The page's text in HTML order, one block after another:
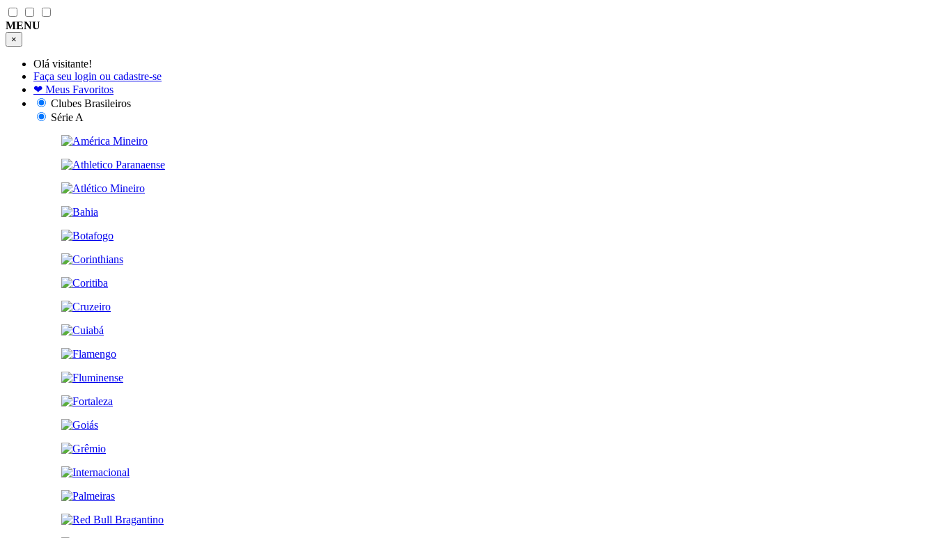
MENU
×
Olá visitante!
Faça seu login ou cadastre-se
❤ Meus Favoritos
Clubes Brasileiros
Série A